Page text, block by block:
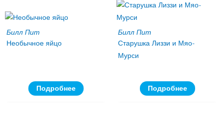
Билл Пит
Необычное яйцо
Подробнее
Билл Пит
Старушка Лиззи и Мяо-
Мурси
Подробнее